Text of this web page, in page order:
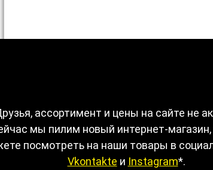
позиции из всего ассортимента. Добро
ассортимент и цены на сайте не
мы пилим новый интернет-магазин,
посмотреть на наши товары в
Vkontakte и Instagram*.